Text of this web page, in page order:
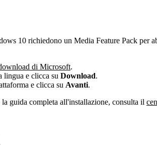
10 richiedono un Media Feature Pack per
di Microsoft.
lingua e clicca su Download.
e clicca su Avanti.
guida completa all'installazione, consulta il